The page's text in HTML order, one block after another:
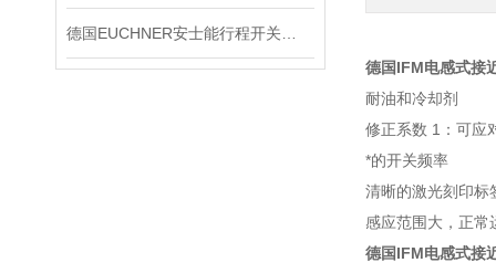
德国IFM电感式接
耐油和冷却剂
修正系数 1：可应
*的开关频率
清晰的激光刻印标
感应范围大，正常
德国IFM电感式接